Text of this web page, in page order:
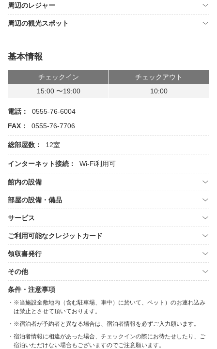
周辺のレジャー
周辺の観光スポット
基本情報
チェックイン
チェックアウト
15:00 〜19:00
10:00
電話：
0555-76-6004
FAX：
0555-76-7706
総部屋数： 12室
インターネット接続： Wi-Fi利用可
館内の設備
部屋の設備・備品
サービス
ご利用可能なクレジットカード
領収書発行
その他
条件・注意事項
※当施設全敷地内（含む駐車場、車中）に於いて、ペット）のお連れ込み
は禁止とさせて頂いております。
※宿泊者が予約者と異なる場合は、宿泊者情報を必ずご入力願います。
宿泊者情報に相違があった場合、チェックインの際にお待たせしたり、ご
宿泊いただけない場合もございますのでご注意願います。